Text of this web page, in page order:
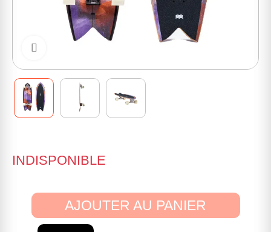
INDISPONIBLE
AJOUTER AU PANIER